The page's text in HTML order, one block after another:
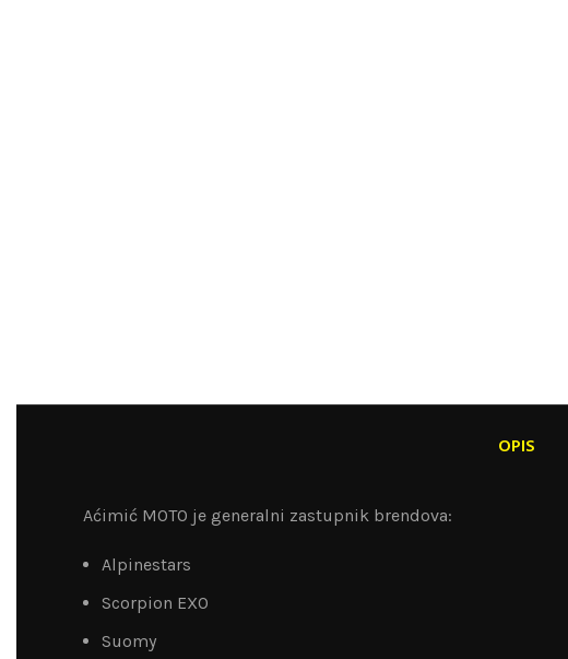
OPIS
Aćimić MOTO je generalni zastupnik brendova:
Alpinestars
Scorpion EXO
Suomy